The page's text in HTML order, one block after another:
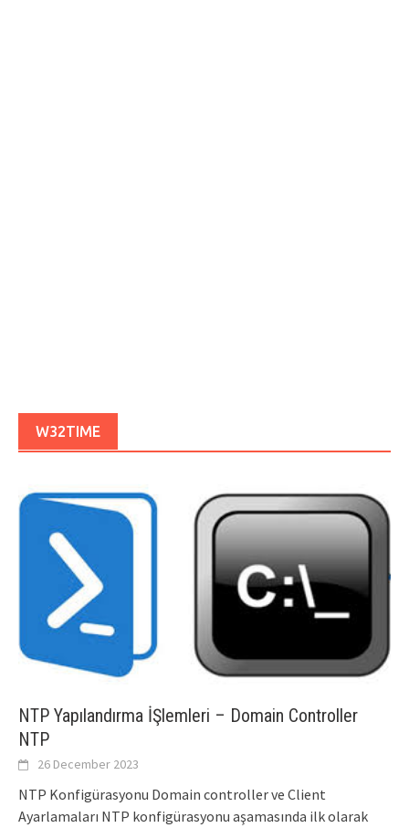
W32TIME
NTP Yapılandırma İŞlemleri – Domain Controller
NTP
26 December 2023
NTP Konfigürasyonu Domain controller ve Client
Ayarlamaları NTP konfigürasyonu aşamasında ilk olarak